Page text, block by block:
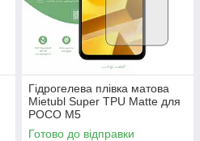
Гідрогелева плівка матова
Mietubl Super TPU Matte для
POCO M5
Готово до відправки